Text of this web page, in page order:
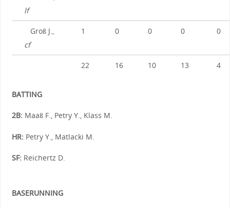
lf
Groß J.,
cf
1 0 0 0 0
22 16 10 13 4
BATTING
2B:Maaß F., Petry Y., Klass M.
HR:Petry Y., Matlacki M.
SF:Reichertz D.
BASERUNNING